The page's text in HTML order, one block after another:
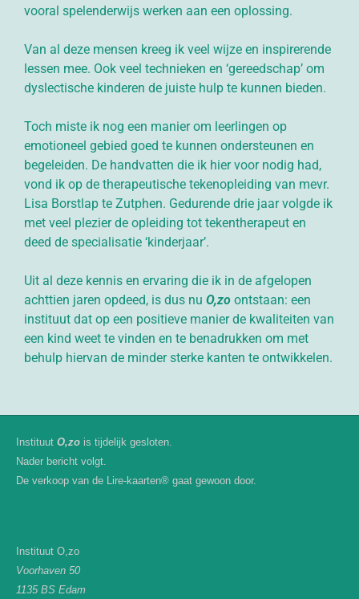
vooral spelenderwijs werken aan een oplossing.
Van al deze mensen kreeg ik veel wijze en inspirerende
lessen mee. Ook veel technieken en ‘gereedschap’ om
dyslectische kinderen de juiste hulp te kunnen bieden.
Toch miste ik nog een manier om leerlingen op
emotioneel gebied goed te kunnen ondersteunen en
begeleiden. De handvatten die ik hier voor nodig had,
vond ik op de therapeutische tekenopleiding van mevr.
Lisa Borstlap te Zutphen. Gedurende drie jaar volgde ik
met veel plezier de opleiding tot tekentherapeut en
deed de specialisatie ‘kinderjaar’.
Uit al deze kennis en ervaring die ik in de afgelopen
achttien jaren opdeed, is dus nu O,zo ontstaan: een
instituut dat op een positieve manier de kwaliteiten van
een kind weet te vinden en te benadrukken om met
behulp hiervan de minder sterke kanten te ontwikkelen.
Instituut O,zo is tijdelijk gesloten.
Nader bericht volgt.
De verkoop van de Lire-kaarten® gaat gewoon door.
Instituut O,zo
Voorhaven 50
1135 BS Edam